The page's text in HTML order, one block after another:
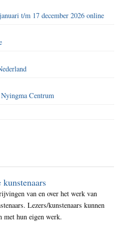
t/m 17 december 2026 online
Centrum
van en over het werk van
Lezers/kunstenaars kunnen
met hun eigen werk.